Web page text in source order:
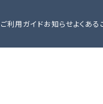
ご利用ガイドお知らせよくあ